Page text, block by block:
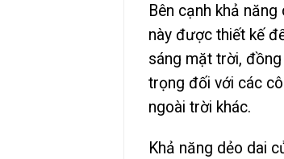
Bên cạnh khả
này được thiết kế
sáng mặt trời,
trọng đối với các
ngoài trời khác.
Khả năng dẻo dai